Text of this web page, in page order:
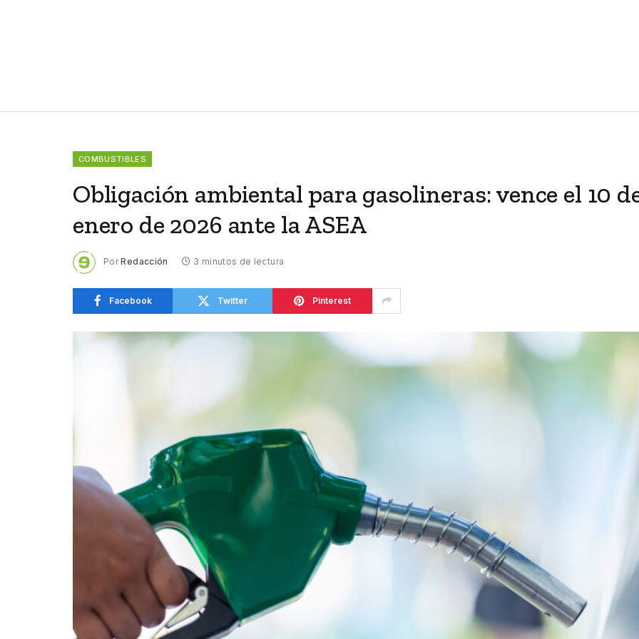
COMBUSTIBLES
Obligación ambiental para gasolineras: vence el 10
enero de 2026 ante la ASEA
Por Redacción 3 minutos de lectura
Facebook Twitter Pinterest